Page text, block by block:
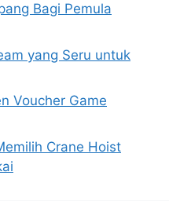
Bagi Pemula
yang Seru untuk
Voucher Game
Crane Hoist